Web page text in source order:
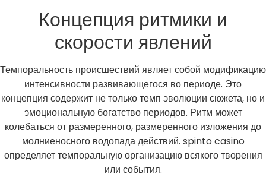
Концепция ритмики и
скорости явлений
Темпоральность происшествий являет собой модификацию
интенсивности развивающегося во периоде. Это
концепция содержит не только темп эволюции сюжета, но и
эмоциональную богатство периодов. Ритм может
колебаться от размеренного, размеренного изложения до
молниеносного водопада действий. spinto casino
определяет темпоральную организацию всякого творения
или события.